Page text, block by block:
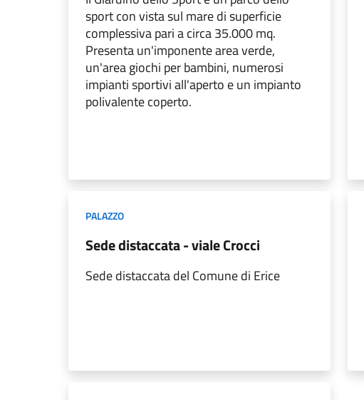
sport con vista sul mare di superficie
complessiva pari a circa 35.000 mq.
Presenta un'imponente area verde,
un'area giochi per bambini, numerosi
impianti sportivi all'aperto e un impianto
polivalente coperto.
PALAZZO
Sede distaccata - viale Crocci
Sede distaccata del Comune di Erice